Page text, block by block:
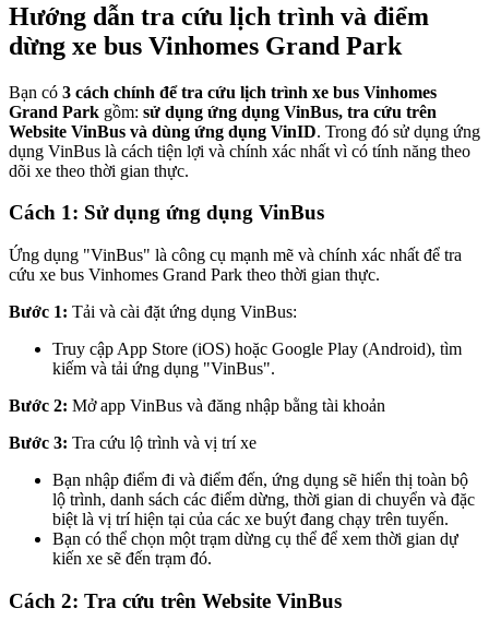
Hướng dẫn tra cứu lịch trình và điểm
dừng xe bus Vinhomes Grand Park
Bạn có 3 cách chính để tra cứu lịch trình xe bus Vinhomes
Grand Park gồm: sử dụng ứng dụng VinBus, tra cứu trên
Website VinBus và dùng ứng dụng VinID. Trong đó sử dụng ứng
dụng VinBus là cách tiện lợi và chính xác nhất vì có tính năng theo
dõi xe theo thời gian thực.
Cách 1: Sử dụng ứng dụng VinBus
Ứng dụng "VinBus" là công cụ mạnh mẽ và chính xác nhất để tra
cứu xe bus Vinhomes Grand Park theo thời gian thực.
Bước 1: Tải và cài đặt ứng dụng VinBus:
Truy cập App Store (iOS) hoặc Google Play (Android), tìm
kiếm và tải ứng dụng "VinBus".
Bước 2: Mở app VinBus và đăng nhập bằng tài khoản
Bước 3: Tra cứu lộ trình và vị trí xe
Bạn nhập điểm đi và điểm đến, ứng dụng sẽ hiển thị toàn bộ
lộ trình, danh sách các điểm dừng, thời gian di chuyển và đặc
biệt là vị trí hiện tại của các xe buýt đang chạy trên tuyến.
Bạn có thể chọn một trạm dừng cụ thể để xem thời gian dự
kiến xe sẽ đến trạm đó.
Cách 2: Tra cứu trên Website VinBus